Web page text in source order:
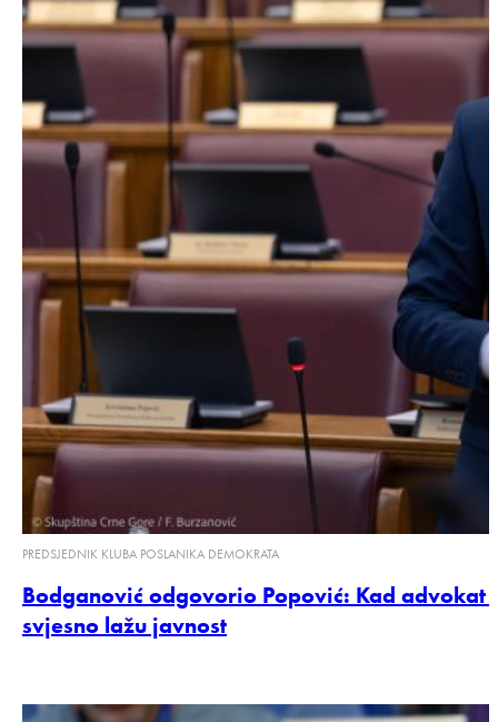
PREDSJEDNIK KLUBA POSLANIKA DEMOKRATA
Bodganović odgovorio Popović: Kad
svjesno lažu javnost